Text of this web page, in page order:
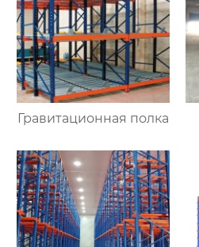
Гравитационная полка